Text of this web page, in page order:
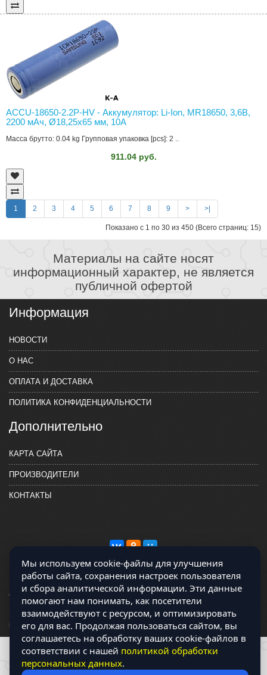
ACCU-18650-2.2P-HV - Аккумулятор: Li-Ion, MR18650, 3,6В,
2200 мAч, Ø18,25x65 мм, 10А
Масса брутто: 0.04 kg Групповая упаковка [pcs]: 2 ..
911.04 руб.
1 2 3 4 5 6 7 8 9 > >|
Показано с 1 по 30 из 450 (Всего страниц: 15)
Материалы на сайте носят
информационный характер, не является
публичной офертой
Информация
НОВОСТИ
О НАС
ОПЛАТА И ДОСТАВКА
ПОЛИТИКА КОНФИДЕНЦИАЛЬНОСТИ
Дополнительно
КАРТА САЙТА
ПРОИЗВОДИТЕЛИ
КОНТАКТЫ
Магазин работает на OCLite Комплект-А - радиодетали и электронные
компоненты © 2026
Мы используем cookie-файлы для улучшения
работы сайта, сохранения настроек пользователя
и сбора аналитической информации. Эти данные
помогают нам понимать, как посетители
взаимодействуют с ресурсом, и оптимизировать
его для вас. Продолжая пользоваться сайтом, вы
соглашаетесь на обработку ваших cookie-файлов в
соответствии с нашей политикой обработки
персональных данных.